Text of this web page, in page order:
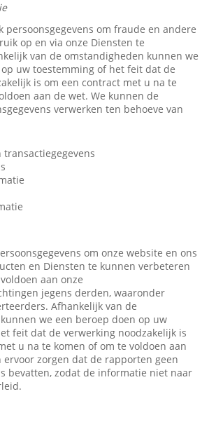
persoonsgegevens om fraude en andere
op en via onze Diensten te
van de omstandigheden kunnen we
uw toestemming of het feit dat de
is om een contract met u na te
aan de wet. We kunnen de
verwerken ten behoeve van
transactiegegevens
om onze website en ons
en Diensten te kunnen verbeteren
aan onze
jegens derden, waaronder
Afhankelijk van de
we een beroep doen op uw
feit dat de verwerking noodzakelijk is
u na te komen of om te voldoen aan
ervoor zorgen dat de rapporten geen
bevatten, zodat de informatie niet naar